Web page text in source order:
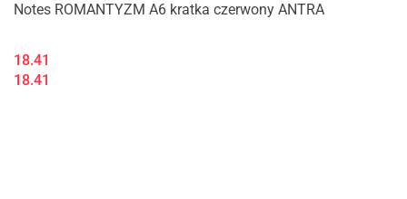
Notes ROMANTYZM A6 kratka czerwony ANTRA
18.41
18.41